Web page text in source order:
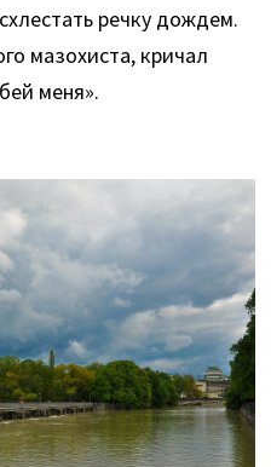
речку дождем.
мазохиста, кричал
меня».